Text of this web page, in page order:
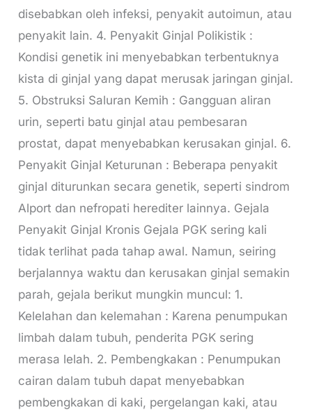
disebabkan oleh infeksi, penyakit autoimun, atau
penyakit lain. 4. Penyakit Ginjal Polikistik :
Kondisi genetik ini menyebabkan terbentuknya
kista di ginjal yang dapat merusak jaringan ginjal.
5. Obstruksi Saluran Kemih : Gangguan aliran
urin, seperti batu ginjal atau pembesaran
prostat, dapat menyebabkan kerusakan ginjal. 6.
Penyakit Ginjal Keturunan : Beberapa penyakit
ginjal diturunkan secara genetik, seperti sindrom
Alport dan nefropati herediter lainnya. Gejala
Penyakit Ginjal Kronis Gejala PGK sering kali
tidak terlihat pada tahap awal. Namun, seiring
berjalannya waktu dan kerusakan ginjal semakin
parah, gejala berikut mungkin muncul: 1.
Kelelahan dan kelemahan : Karena penumpukan
limbah dalam tubuh, penderita PGK sering
merasa lelah. 2. Pembengkakan : Penumpukan
cairan dalam tubuh dapat menyebabkan
pembengkakan di kaki, pergelangan kaki, atau